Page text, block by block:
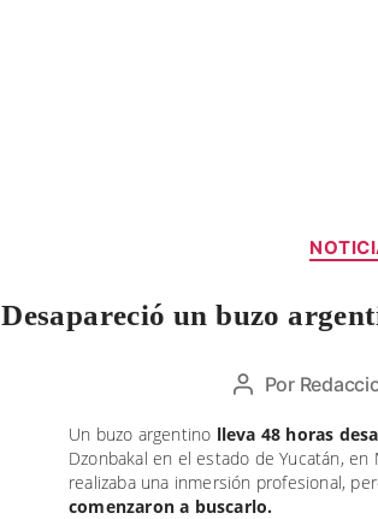
Desapareció un buzo
Autor
la
entrada
Por
Un buzo argentino lleva 48 horas
Dzonbakal en el estado de Yucatán,
realizaba una inmersión profesional,
comenzaron a buscarlo.